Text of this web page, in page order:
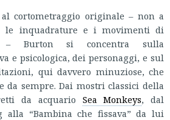
al cortometraggio originale – non a
le inquadrature e i movimenti di
– Burton si concentra sulla
e psicologica, dei personaggi, e sul
qui davvero minuziose, che
da sempre. Dai mostri classici della
da acquario Sea Monkeys, dal
alla “Bambina che fissava” da lui